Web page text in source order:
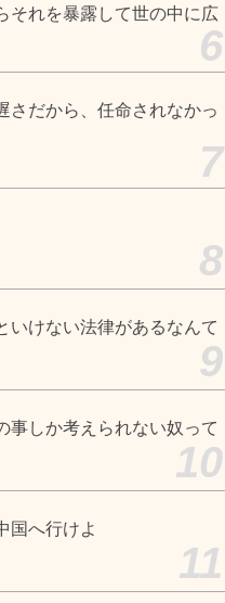
それを暴露して世の中に広
6
さだから、任命されなかっ
7
8
いけない法律があるなんて
9
事しか考えられない奴って
10
国へ行けよ
11